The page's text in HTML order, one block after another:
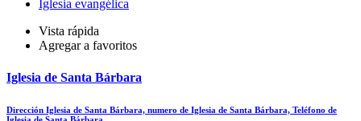
Iglesia evangélica
Vista rápida
Agregar a favoritos
Iglesia de Santa Bárbara
Dirección Iglesia de Santa Bárbara, numero de Iglesia de Santa Bárbara, Teléfono de
Iglesia de Santa Bárbara,…